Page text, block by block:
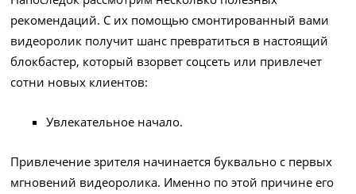
рекомендаций. С их помощью смонтированный вами
видеоролик получит шанс превратиться в настоящий
блокбастер, который взорвет соцсеть или привлечет
сотни новых клиентов:
Увлекательное начало.
Привлечение зрителя начинается буквально с первых
мгновений видеоролика. Именно по этой причине его